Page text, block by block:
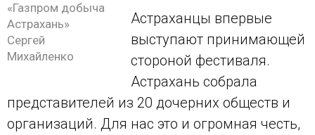
«Газпром добыча
Астрахань»
Сергей
Михайленко
Астраханцы впервые
выступают принимающей
стороной фестиваля.
Астрахань собрала
представителей из 20 дочерних обществ и
организаций. Для нас это и огромная честь,